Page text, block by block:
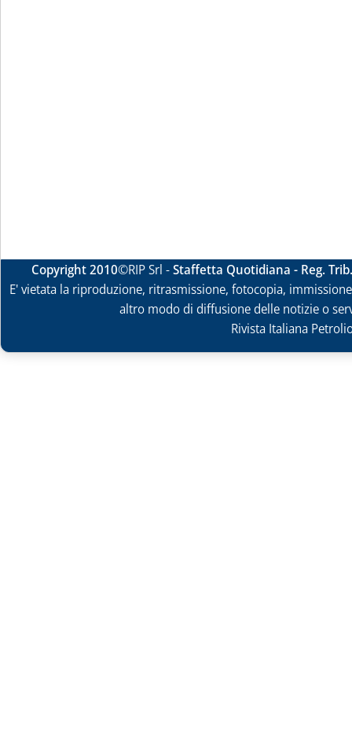
Copyright 2010©RIP Srl -Staffetta Quotidiana - Reg.
E' vietata la riproduzione, ritrasmissione, fotocopia,
altro modo di diffusione delle notizie o
Rivista Italiana